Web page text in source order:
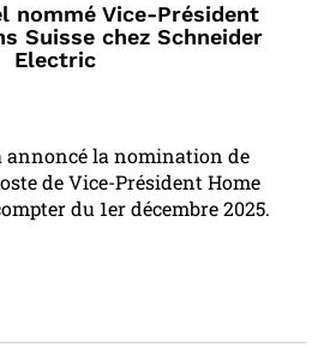
nommé Vice-Président
Suisse chez Schneider
Electric
annoncé la nomination de
de Vice-Président Home
du 1er décembre 2025.